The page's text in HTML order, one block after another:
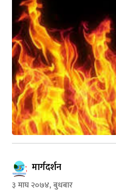
मार्गदर्शन
३ माघ २०७४, बुधबार